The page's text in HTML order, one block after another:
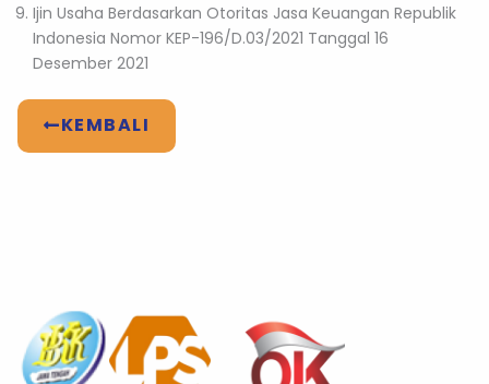
Ijin Usaha Berdasarkan Otoritas Jasa Keuangan Republik
Indonesia Nomor KEP-196/D.03/2021 Tanggal 16
Desember 2021
KEMBALI